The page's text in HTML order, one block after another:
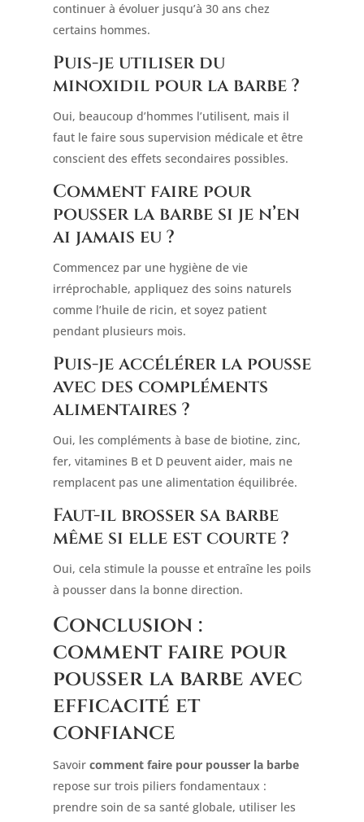
continuer à évoluer jusqu’à 30 ans chez
certains hommes.
Puis-je utiliser du
minoxidil pour la barbe ?
Oui, beaucoup d’hommes l’utilisent, mais il
faut le faire sous supervision médicale et être
conscient des effets secondaires possibles.
Comment faire pour
pousser la barbe si je n’en
ai jamais eu ?
Commencez par une hygiène de vie
irréprochable, appliquez des soins naturels
comme l’huile de ricin, et soyez patient
pendant plusieurs mois.
Puis-je accélérer la pousse
avec des compléments
alimentaires ?
Oui, les compléments à base de biotine, zinc,
fer, vitamines B et D peuvent aider, mais ne
remplacent pas une alimentation équilibrée.
Faut-il brosser sa barbe
même si elle est courte ?
Oui, cela stimule la pousse et entraîne les poils
à pousser dans la bonne direction.
Conclusion :
comment faire pour
pousser la barbe avec
efficacité et
confiance
Savoir comment faire pour pousser la barbe
repose sur trois piliers fondamentaux :
prendre soin de sa santé globale, utiliser les